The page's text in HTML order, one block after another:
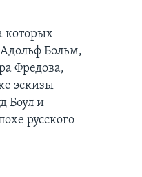
которых
Больм,
Фредова,
эскизы
Боул и
русского